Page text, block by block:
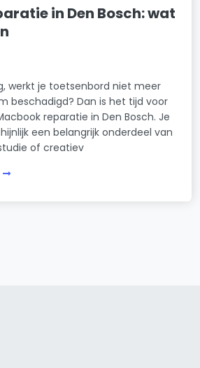
in Den Bosch: wat
werkt je toetsenbord niet meer
beschadigd? Dan is het tijd voor
reparatie in Den Bosch. Je
een belangrijk onderdeel van
of creatiev